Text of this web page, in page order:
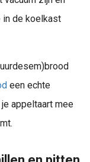
in de koelkast
een echte
appeltaart mee